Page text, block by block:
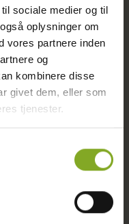
sociale medier og til
oplysninger om
vores partnere inden
og
kombinere disse
givet dem, eller som
tjenester.
timer!